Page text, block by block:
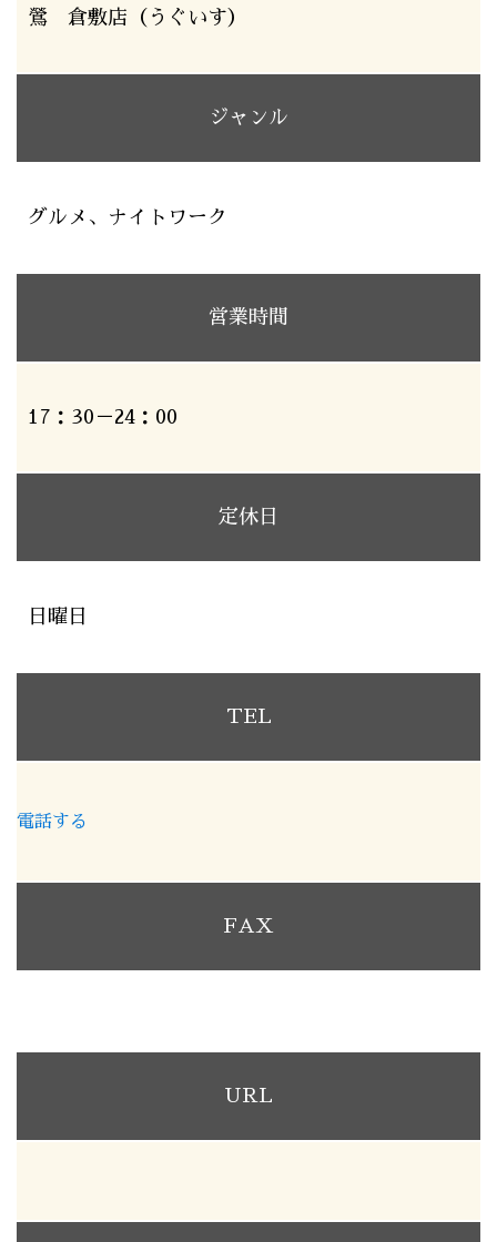
鶯 倉敷店（うぐいす）
ジャンル
グルメ、ナイトワーク
営業時間
17：30－24：00
定休日
日曜日
TEL
電話する
FAX
URL